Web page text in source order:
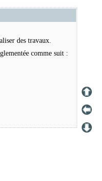
des travaux.
comme suit :